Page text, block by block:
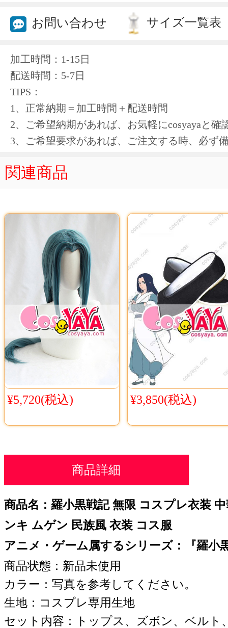
お問い合わせ サイズ一覧表
加工時間：1-15日
配送時間：5-7日
TIPS：
1、正常納期＝加工時間＋配送時間
2、ご希望納期があれば、お気軽にcosyayaと確
3、ご希望要求があれば、ご注文する時、必ず
関連商品
¥5,720(税込) ¥3,850(税込)
商品詳細
商品名：羅小黒戦記 無限 コスプレ衣装
ンキ ムゲン 民族風 衣装 コス服
アニメ・ゲーム属するシリーズ：『羅小
商品状態：新品未使用
カラー：写真を参考してください。
生地：コスプレ専用生地
セット内容：トップス、ズボン、ベルト